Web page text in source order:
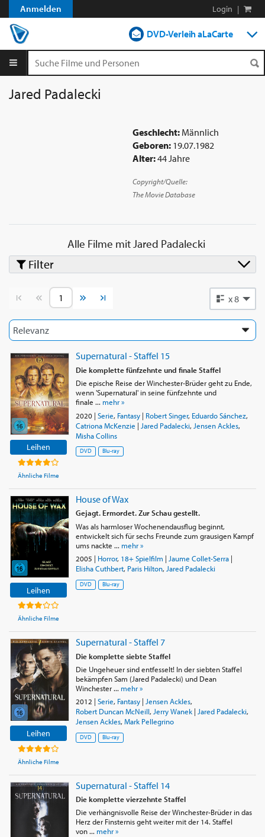
Anmelden Login |
DVD-Verleih aLaCarte
Geschlecht: Männlich
Geboren: 19.07.1982
Alter:44 Jahre
Copyright/Quelle:
The Movie Database
Jared Padalecki
Alle Filme mitJared Padalecki
Vorherige SeiteNächste Seite x 8
Leihen
Ähnliche Filme
Supernatural - Staffel 15
Die komplette fünfzehnte und finale Staffel
Die epische Reise der Winchester-Brüder geht zu Ende,
wenn 'Supernatural' in seine fünfzehnte und
finale ... mehr »
2020| Serie, Fantasy| Robert Singer, Eduardo Sánchez,
Catriona McKenzie | Jared Padalecki, Jensen Ackles,
Misha Collins
DVD Blu-ray
Leihen
Ähnliche Filme
House of Wax
Gejagt. Ermordet. Zur Schau gestellt.
Was als harmloser Wochenendausflug beginnt,
entwickelt sich für sechs Freunde zum grausigen Kampf
ums nackte ... mehr »
2005 | Horror, 18+ Spielfilm | Jaume Collet-Serra|
Elisha Cuthbert, Paris Hilton, Jared Padalecki
DVD Blu-ray
Leihen
Ähnliche Filme
Supernatural - Staffel 7
Die komplette siebte Staffel
Die Ungeheuer sind entfesselt! In der siebten Staffel
bekämpfen Sam (Jared Padalecki) und Dean
Winchester ... mehr »
2012 | Serie, Fantasy| Jensen Ackles,
Robert Duncan McNeill, Jerry Wanek| Jared Padalecki,
Jensen Ackles, Mark Pellegrino
DVD Blu-ray
Supernatural - Staffel 14
Die komplette vierzehnte Staffel
Die verhängnisvolle Reise der Winchester-Brüder in das
Herz der Finsternis geht weiter mit der 14. Staffel
von ... mehr »
Filter